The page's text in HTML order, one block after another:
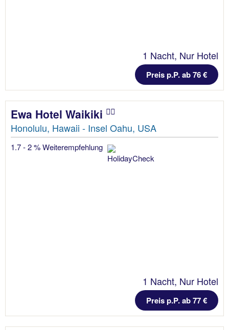
1 Nacht, Nur Hotel
Preis p.P. ab 76 €
Ewa Hotel Waikiki
Honolulu, Hawaii - Insel Oahu, USA
1.7 - 2 % Weiterempfehlung
1 Nacht, Nur Hotel
Preis p.P. ab 77 €